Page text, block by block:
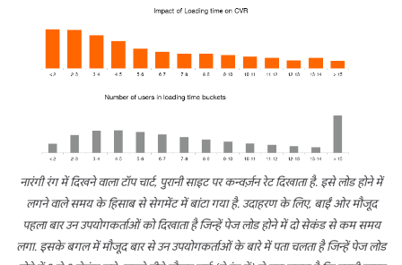
नारंगी रंग में दिखने वाला टॉप चार्ट, पुरानी साइट पर कन्वर्ज़न रेट दिखाता है. इसे लोड होने में
लगने वाले समय के हिसाब से सेगमेंट में बांटा गया है. उदाहरण के लिए, बाईं ओर मौजूद
पहला बार उन उपयोगकर्ताओं को दिखाता है जिन्हें पेज लोड होने में दो सेकंड से कम समय
लगा. इसके बगल में मौजूद बार से उन उपयोगकर्ताओं के बारे में पता चलता है जिन्हें पेज लोड